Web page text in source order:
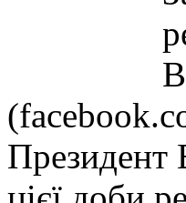
Президент